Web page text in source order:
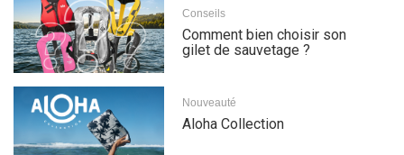
Conseils
Comment bien choisir son
gilet de sauvetage ?
Nouveauté
Aloha Collection